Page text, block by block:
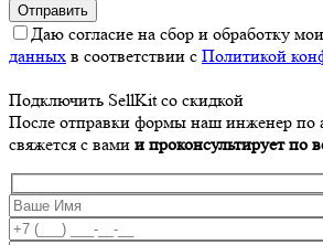
Даю согласие на сбор и обработку
данных в соответствии с Политикой
Подключить SellKit со скидкой
После отправки формы наш инженер по
свяжется с вами и проконсультирует по